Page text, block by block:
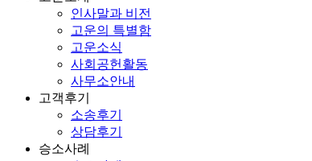
인사말과 비전
고운의 특별함
고운소식
사회공헌활동
사무소안내
고객후기
소송후기
상담후기
승소사례